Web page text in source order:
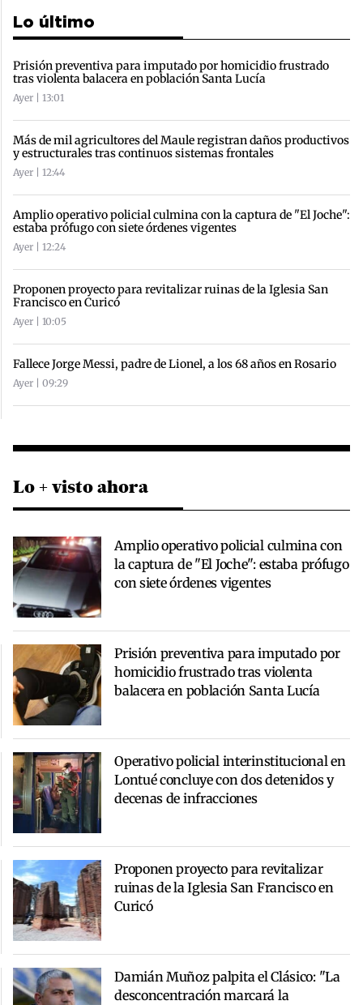
Lo último
Prisión preventiva para imputado por homicidio frustrado
tras violenta balacera en población Santa Lucía
Ayer | 13:01
Más de mil agricultores del Maule registran daños productivos
y estructurales tras continuos sistemas frontales
Ayer | 12:44
Amplio operativo policial culmina con la captura de "El Joche":
estaba prófugo con siete órdenes vigentes
Ayer | 12:24
Proponen proyecto para revitalizar ruinas de la Iglesia San
Francisco en Curicó
Ayer | 10:05
Fallece Jorge Messi, padre de Lionel, a los 68 años en Rosario
Ayer | 09:29
Lo + visto ahora
Amplio operativo policial culmina con
la captura de "El Joche": estaba prófugo
con siete órdenes vigentes
Prisión preventiva para imputado por
homicidio frustrado tras violenta
balacera en población Santa Lucía
Operativo policial interinstitucional en
Lontué concluye con dos detenidos y
decenas de infracciones
Proponen proyecto para revitalizar
ruinas de la Iglesia San Francisco en
Curicó
Damián Muñoz palpita el Clásico: "La
desconcentración marcará la